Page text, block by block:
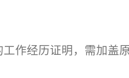
作经历证明，需加盖